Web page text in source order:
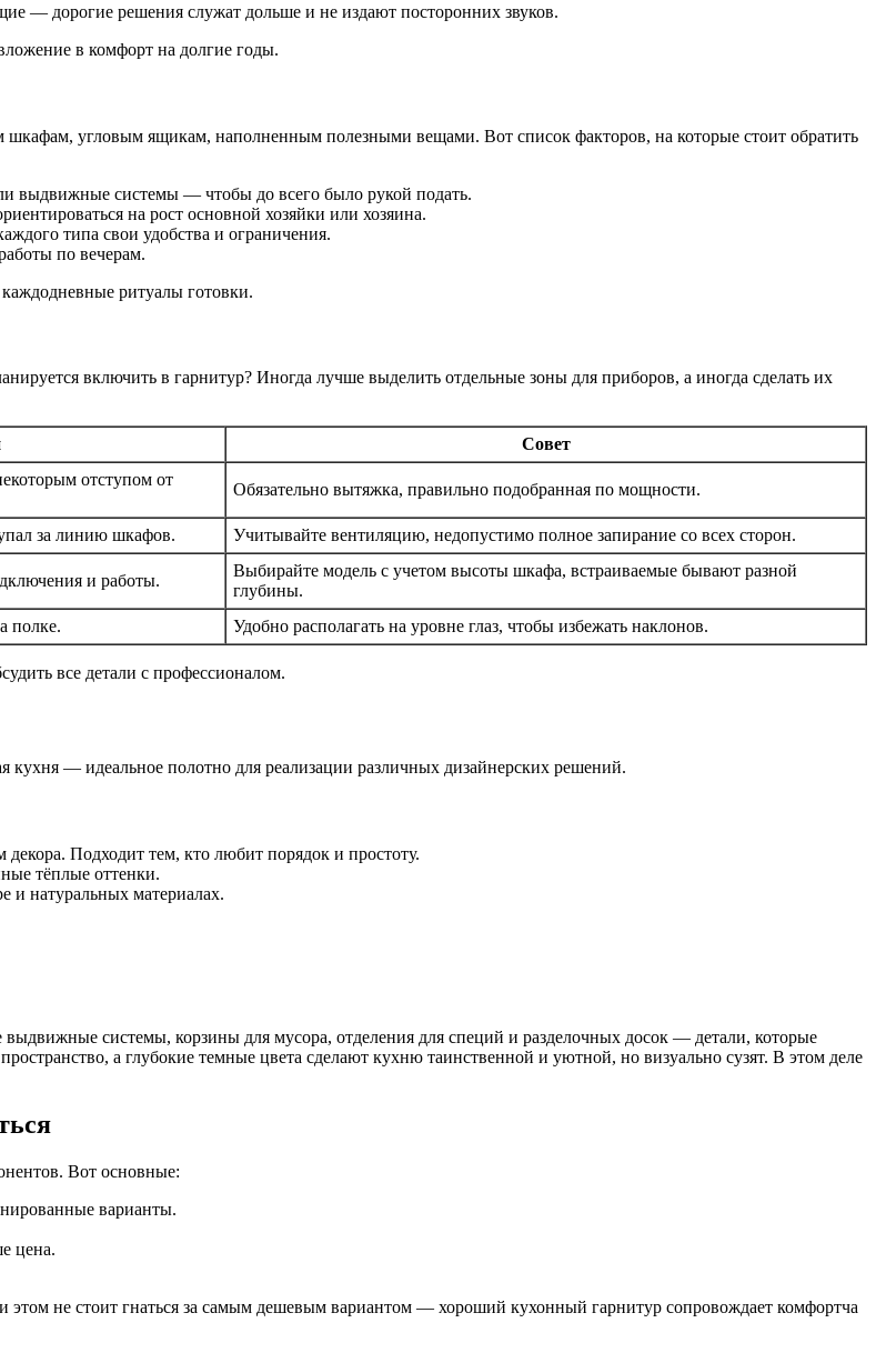
— дорогие решения служат дольше и не издают посторонних звуков.
в комфорт на долгие годы.
угловым ящикам, наполненным полезными вещами. Вот список факторов, на которые стоит обратить
выдвижные системы — чтобы до всего было рукой подать.
на рост основной хозяйки или хозяина.
типа свои удобства и ограничения.
по вечерам.
ритуалы готовки.
включить в гарнитур? Иногда лучше выделить отдельные зоны для приборов, а иногда сделать их
Совет
отступом от
Обязательно вытяжка, правильно подобранная по мощности.
за линию шкафов.
Учитывайте вентиляцию, недопустимо полное запирание со всех сторон.
и работы.
Выбирайте модель с учетом высоты шкафа, встраиваемые бывают разной
глубины.
полке. Удобно располагать на уровне глаз, чтобы избежать наклонов.
все детали с профессионалом.
кухня — идеальное полотно для реализации различных дизайнерских решений.
Подходит тем, кто любит порядок и простоту.
тёплые оттенки.
и натуральных материалах.
системы, корзины для мусора, отделения для специй и разделочных досок — детали, которые
а глубокие темные цвета сделают кухню таинственной и уютной, но визуально сузят. В этом деле
Вот основные:
варианты.
цена.
этом не стоит гнаться за самым дешевым вариантом — хороший кухонный гарнитур сопровождает комфортча